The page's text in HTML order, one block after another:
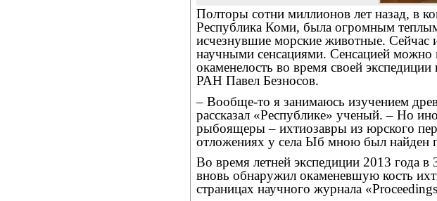
Полторы сотни миллионов лет назад, в
Республика Коми, была огромным
исчезнувшие морские животные. Сейчас
научными сенсациями. Сенсацией можно
окаменелость во время своей
РАН Павел Безносов.
– Вообще-то я занимаюсь изучением
рассказал «Республике» ученый. – Но
рыбоящеры – ихтиозавры из юрского
отложениях у села Ыб мною был найден
Во время летней экспедиции 2013 года
вновь обнаружил окаменевшую кость
страницах научного журнала